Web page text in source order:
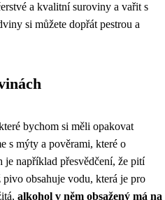
a kvalitní suroviny a vařit s
si můžete dopřát pestrou a
bychom si měli opakovat
s mýty a pověrami, které o
například přesvědčení, že pití
obsahuje vodu, která je pro
alkohol v něm obsažený má na